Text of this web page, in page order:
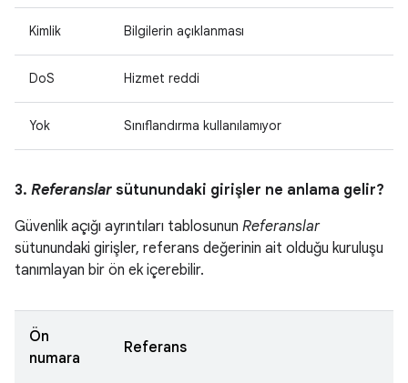
Kimlik Bilgilerin açıklanması
DoS Hizmet reddi
Yok Sınıflandırma kullanılamıyor
3. Referanslar sütunundaki girişler ne anlama gelir?
Güvenlik açığı ayrıntıları tablosunun Referanslar
sütunundaki girişler, referans değerinin ait olduğu kuruluşu
tanımlayan bir ön ek içerebilir.
Ön
numara
Referans